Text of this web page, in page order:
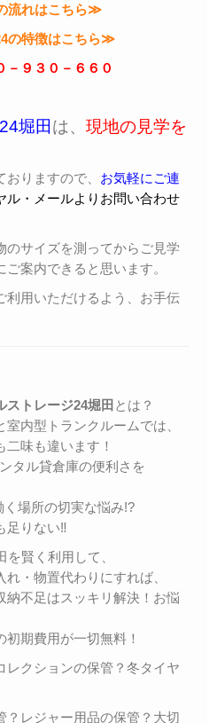
流れはこちら≫
の特徴はこちら≫
９３０－６６０
堀田は、 現地の見学を
おりますので、 お気軽にご連
ル・メールよりお問い合わせ
のサイズを測ってからご見学
案内できると思います。
利用いただけるよう、お手伝
ストレージ24堀田 とは？
内型トランクルームでは、
味も違います！
タル貸倉庫の便利さを
場所の切実な悩み!?
足りない‼
賢く利用して、
・物置代わりにすれば、
納不足はスッキリ解決！お悩
期費用が一切無料！
レクションの保管？冬タイヤ
？レジャー用品の保管？大切